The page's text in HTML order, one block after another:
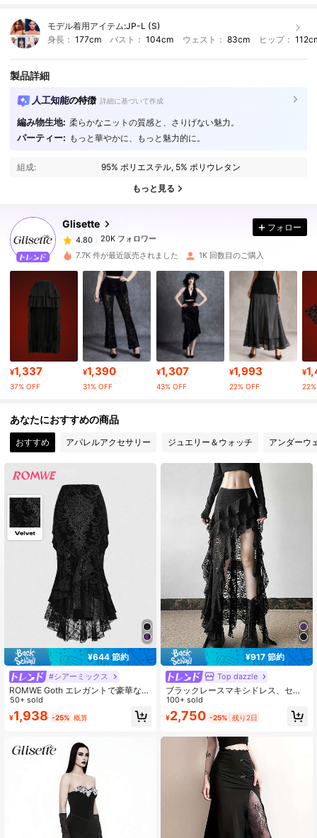
モデル着用アイテム:JP-L (S)
身長： 177cm バスト：104cm ウェスト： 83cm ヒップ：
製品詳細
人工知能の特徴 詳細に基づいて作成
編み物生地: 柔らかなニットの質感と、さりげない魅力。
パーティー: もっと華やかに、もっと魅力的に。
組成: 95% ポリエステル, 5% ポリウレタン
もっと見る
Glisette
4.80 20K フォロワー
20K フォロワー
4.80
20K フォロワー
y***e は1日前に購入しました
4.80 20K フォロワー
20K フォロワー
4.80 20K フォロワー
4.80 20K フォロワー
4.80 20K フォロワー
4.80 20K フォロワー
4.80 20K フォロワー
フォロー
7.7K 件が最近販売されました 1K 回数目のご購入
¥1,337
37% OFF
¥1,390
31% OFF
¥1,307
43% OFF
¥1,993
22% OFF
¥
あなたにおすすめの商品
おすすめ アパレルアクセサリー ジュエリー＆ウォッチ アンダーウ
¥644 節約
#シアーミックス
ROMWE Goth エレガントで豪華な宮
殿スタイルのレースアップリケで飾
られたスカルエンボス加工ベルベッ
トスパイスレースヘム女性用マーメ
50+ sold
¥1,938 -25% 概算
¥917 節約
Top dazzle
ブラックレースマキシドレス、セク
シーな非対称デザイン ラッフルヘ
ム、半透明ポリエステル素材、レデ
ィースイブニングガウン
100+ sold
¥2,750 -25% 残り2日